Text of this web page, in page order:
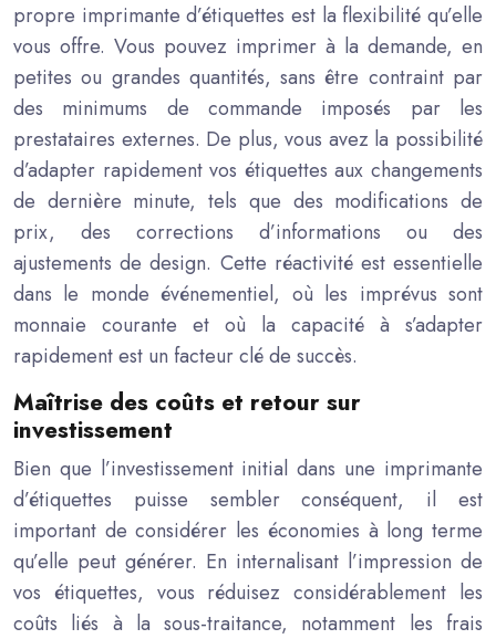
propre imprimante d’étiquettes est la flexibilité qu’elle
vous offre. Vous pouvez imprimer à la demande, en
petites ou grandes quantités, sans être contraint par
des minimums de commande imposés par les
prestataires externes. De plus, vous avez la possibilité
d’adapter rapidement vos étiquettes aux changements
de dernière minute, tels que des modifications de
prix, des corrections d’informations ou des
ajustements de design. Cette réactivité est essentielle
dans le monde événementiel, où les imprévus sont
monnaie courante et où la capacité à s’adapter
rapidement est un facteur clé de succès.
Maîtrise des coûts et retour sur
investissement
Bien que l’investissement initial dans une imprimante
d’étiquettes puisse sembler conséquent, il est
important de considérer les économies à long terme
qu’elle peut générer. En internalisant l’impression de
vos étiquettes, vous réduisez considérablement les
coûts liés à la sous-traitance, notamment les frais